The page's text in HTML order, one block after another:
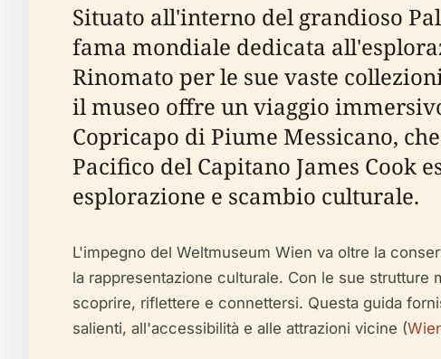
Situato all'interno del grandioso
fama mondiale dedicata
Rinomato per le sue vaste
il museo offre un viaggio
Copricapo di Piume Messicano,
Pacifico del Capitano James Cook
esplorazione e scambio culturale.
L'impegno del Weltmuseum Wien va oltre la
la rappresentazione culturale. Con le sue
scoprire, riflettere e connettersi. Questa guida
salienti, all'accessibilità e alle attrazioni vicine (